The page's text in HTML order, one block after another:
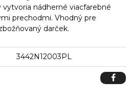
nádherné viacfarebné
prechodmi. Vhodný pre
darček.
3442N12003PL